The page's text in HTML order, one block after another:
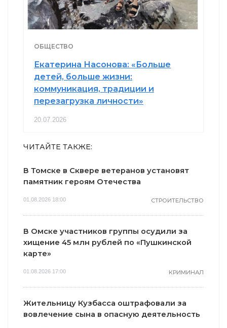
ОБЩЕСТВО
Екатерина Насонова: «Больше
детей, больше жизни:
коммуникация, традиции и
перезагрузка личности»
20.07.2026
ЧИТАЙТЕ ТАКЖЕ:
В Томске в Сквере ветеранов установят
памятник героям Отечества
01.08.2026 18:00 СТРОИТЕЛЬСТВО
В Омске участников группы осудили за
хищение 45 млн рублей по «Пушкинской
карте»
01.08.2026 17:00 КРИМИНАЛ
Жительницу Кузбасса оштрафовали за
вовлечение сына в опасную деятельность